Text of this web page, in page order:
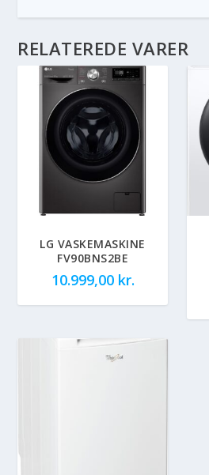
RELATEREDE VARER
LG VASKEMASKINE
FV90BNS2BE
10.999,00 kr.